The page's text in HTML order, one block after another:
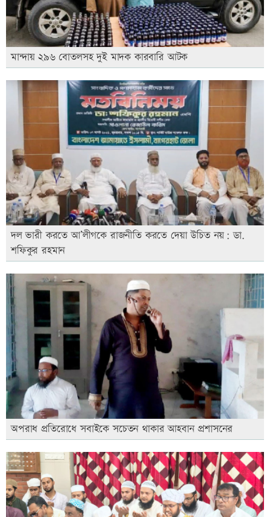
মান্দায় ২৯৬ বোতলসহ দুই মাদক কারবারি আটক
দল ভারী করতে আ’লীগকে রাজনীতি করতে দেয়া উচিত নয়: ডা.
শফিকুর রহমান
অপরাধ প্রতিরোধে সবাইকে সচেতন থাকার আহবান প্রশাসনের